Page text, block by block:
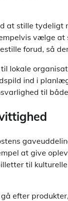
at stille tydeligt
vælge
forud, så
lokale
ind i
til
at give
til
efter